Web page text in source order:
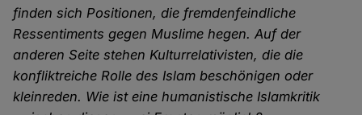
finden sich Positionen, die fremdenfeindliche
Ressentiments gegen Muslime hegen. Auf der
anderen Seite stehen Kulturrelativisten, die die
konfliktreiche Rolle des Islam beschönigen oder
kleinreden. Wie ist eine humanistische Islamkritik